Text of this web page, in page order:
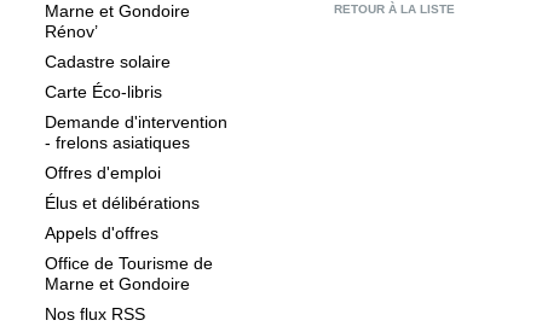
Marne et Gondoire
Rénov’
Cadastre solaire
Carte Éco-libris
Demande d'intervention
- frelons asiatiques
Offres d'emploi
Élus et délibérations
Appels d'offres
Office de Tourisme de
Marne et Gondoire
Nos flux RSS
RETOUR À LA LISTE